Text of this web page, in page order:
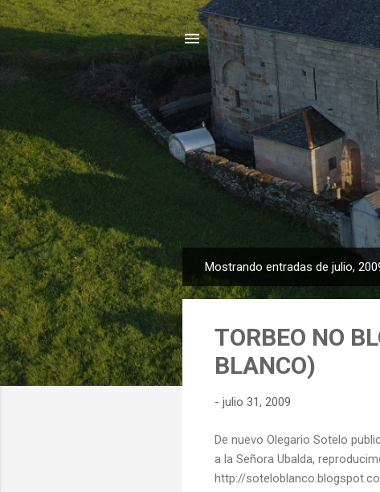
n
Mostrando entradas de julio,
TORBEO NO
BLANCO)
- julio 31, 2009
De nuevo Olegario Sotelo
a la Señora Ubalda,
http://